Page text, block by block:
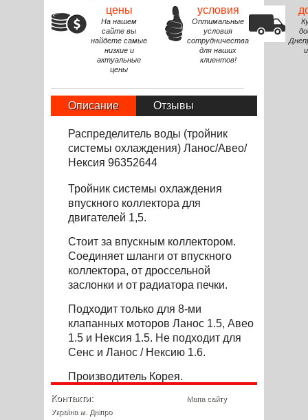
цены
На нашем
сайте вы
найдете самые
низкие и
актуальные
цены
условия
Оптимальные
условия
сотрудничества
для наших
клиентов!
Описание Отзывы
Распределитель воды (тройник
системы охлаждения) Ланос/Авео/
Нексия 96352644
Тройник системы охлаждения
впускного коллектора для
двигателей 1,5.
Стоит за впускным коллектором.
Соединяет шланги от впускного
коллектора, от дроссельной
заслонки и от радиатора печки.
Подходит только для 8-ми
клапанных моторов Ланос 1.5, Авео
1.5 и Нексия 1.5. Не подходит для
Сенс и Ланос / Нексию 1.6.
Производитель Корея.
Контакти:
Україна м. Дніпро
Мапа сайту